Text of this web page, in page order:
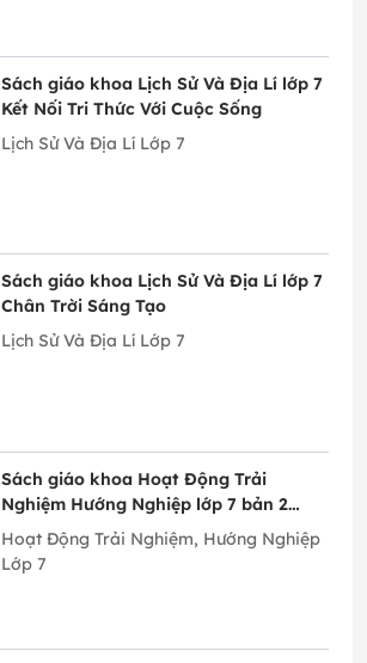
Sách giáo khoa Lịch Sử Và Địa Lí lớp 7
Kết Nối Tri Thức Với Cuộc Sống
Lịch Sử Và Địa Lí Lớp 7
Sách giáo khoa Lịch Sử Và Địa Lí lớp 7
Chân Trời Sáng Tạo
Lịch Sử Và Địa Lí Lớp 7
Sách giáo khoa Hoạt Động Trải
Nghiệm Hướng Nghiệp lớp 7 bản 2
Chân Trời Sáng Tạo
Hoạt Động Trải Nghiệm, Hướng Nghiệp
Lớp 7